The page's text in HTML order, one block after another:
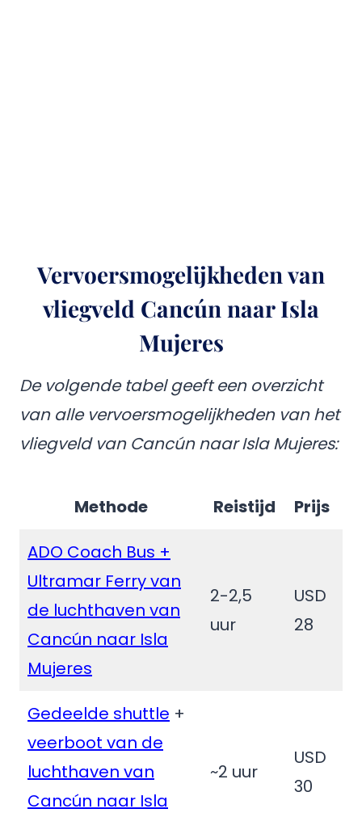
Vervoersmogelijkheden van
vliegveld Cancún naar Isla
Mujeres
De volgende tabel geeft een overzicht
van alle vervoersmogelijkheden van het
vliegveld van Cancún naar Isla Mujeres:
Methode Reistijd
Prijs
ADO Coach Bus +
Ultramar Ferry van
de luchthaven van
Cancún naar Isla
Mujeres
2-2,5
uur
USD
28
Gedeelde shuttle +
veerboot van de
luchthaven van
Cancún naar Isla
~2 uur
USD
30